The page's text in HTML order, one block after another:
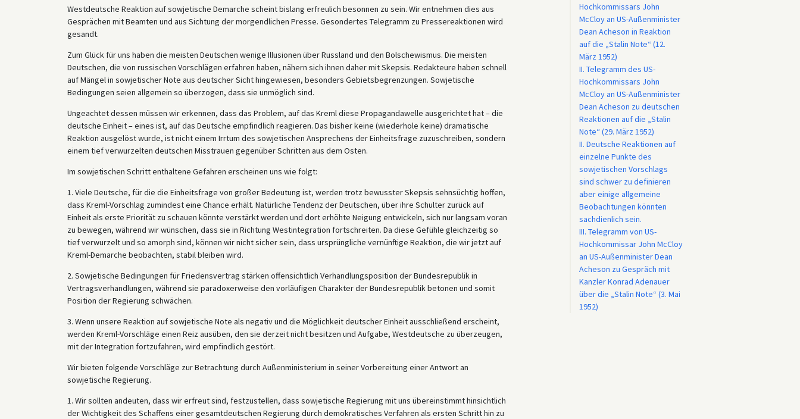
Westdeutsche Reaktion auf sowjetische Demarche scheint bislang erfreulich besonnen zu sein. Wir entnehmen dies aus
Gesprächen mit Beamten und aus Sichtung der morgendlichen Presse. Gesondertes Telegramm zu Pressereaktionen wird
gesandt.
Zum Glück für uns haben die meisten Deutschen wenige Illusionen über Russland und den Bolschewismus. Die meisten
Deutschen, die von russischen Vorschlägen erfahren haben, nähern sich ihnen daher mit Skepsis. Redakteure haben schnell
auf Mängel in sowjetischer Note aus deutscher Sicht hingewiesen, besonders Gebietsbegrenzungen. Sowjetische
Bedingungen seien allgemein so überzogen, dass sie unmöglich sind.
Ungeachtet dessen müssen wir erkennen, dass das Problem, auf das Kreml diese Propagandawelle ausgerichtet hat – die
deutsche Einheit – eines ist, auf das Deutsche empfindlich reagieren. Das bisher keine (wiederhole keine) dramatische
Reaktion ausgelöst wurde, ist nicht einem Irrtum des sowjetischen Ansprechens der Einheitsfrage zuzuschreiben, sondern
einem tief verwurzelten deutschen Misstrauen gegenüber Schritten aus dem Osten.
Im sowjetischen Schritt enthaltene Gefahren erscheinen uns wie folgt:
1. Viele Deutsche, für die die Einheitsfrage von großer Bedeutung ist, werden trotz bewusster Skepsis sehnsüchtig hoffen,
dass Kreml-Vorschlag zumindest eine Chance erhält. Natürliche Tendenz der Deutschen, über ihre Schulter zurück auf
Einheit als erste Priorität zu schauen könnte verstärkt werden und dort erhöhte Neigung entwickeln, sich nur langsam voran
zu bewegen, während wir wünschen, dass sie in Richtung Westintegration fortschreiten. Da diese Gefühle gleichzeitig so
tief verwurzelt und so amorph sind, können wir nicht sicher sein, dass ursprüngliche vernünftige Reaktion, die wir jetzt auf
Kreml-Demarche beobachten, stabil bleiben wird.
2. Sowjetische Bedingungen für Friedensvertrag stärken offensichtlich Verhandlungsposition der Bundesrepublik in
Vertragsverhandlungen, während sie paradoxerweise den vorläufigen Charakter der Bundesrepublik betonen und somit
Position der Regierung schwächen.
3. Wenn unsere Reaktion auf sowjetische Note als negativ und die Möglichkeit deutscher Einheit ausschließend erscheint,
werden Kreml-Vorschläge einen Reiz ausüben, den sie derzeit nicht besitzen und Aufgabe, Westdeutsche zu überzeugen,
mit der Integration fortzufahren, wird empfindlich gestört.
Wir bieten folgende Vorschläge zur Betrachtung durch Außenministerium in seiner Vorbereitung einer Antwort an
sowjetische Regierung.
1. Wir sollten andeuten, dass wir erfreut sind, festzustellen, dass sowjetische Regierung mit uns übereinstimmt hinsichtlich
der Wichtigkeit des Schaffens einer gesamtdeutschen Regierung durch demokratisches Verfahren als ersten Schritt hin zu
Hochkommissars John
McCloy an US-Außenminister
Dean Acheson in Reaktion
auf die „Stalin Note“ (12.
März 1952)
II. Telegramm des US-
Hochkommissars John
McCloy an US-Außenminister
Dean Acheson zu deutschen
Reaktionen auf die „Stalin
Note“ (29. März 1952)
II. Deutsche Reaktionen auf
einzelne Punkte des
sowjetischen Vorschlags
sind schwer zu definieren
aber einige allgemeine
Beobachtungen könnten
sachdienlich sein.
III. Telegramm von US-
Hochkommissar John McCloy
an US-Außenminister Dean
Acheson zu Gespräch mit
Kanzler Konrad Adenauer
über die „Stalin Note“ (3. Mai
1952)